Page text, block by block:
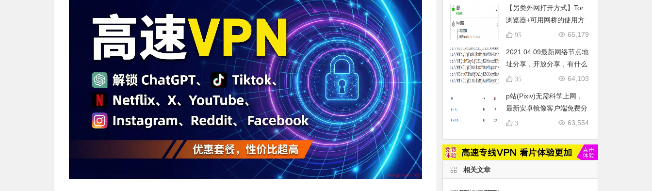
(持续更新_20200423)
【另类外网打开方式】Tor
浏览器+可用网桥的使用方
法及亲测可用网桥推荐65,179
95
2021.04.09最新网络节点地
址分享，开放分享，有什么
问题可评论区留言给我。
64,103
35
p站(Pixiv)无需科学上网，
最新安卓镜像客户端免费分
享
63,554
3
相关文章